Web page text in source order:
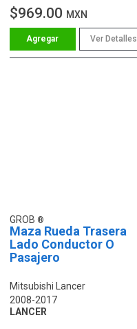
$969.00 MXN
Ver Detalles
GROB
Maza Rueda Trasera
Lado Conductor O
Pasajero
Mitsubishi Lancer
2008-2017
LANCER